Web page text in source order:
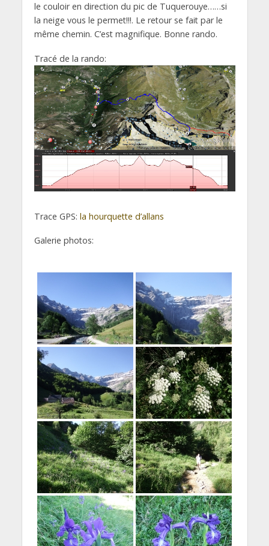
le couloir en direction du pic de Tuquerouye……si
la neige vous le permet!!!. Le retour se fait par le
même chemin. C’est magnifique. Bonne rando.
Tracé de la rando:
Trace GPS: la hourquette d’allans
Galerie photos: